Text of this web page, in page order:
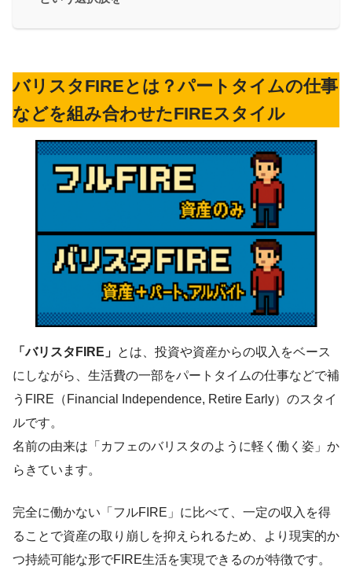
バリスタFIREとは？パートタイムの仕事
などを組み合わせたFIREスタイル
「バリスタFIRE」 とは、投資や資産からの収入をベース
にしながら、生活費の一部をパートタイムの仕事などで補
うFIRE（Financial Independence, Retire Early）のスタイ
ルです。
名前の由来は「カフェのバリスタのように軽く働く姿」か
らきています。
完全に働かない「フルFIRE」に比べて、一定の収入を得
ることで資産の取り崩しを抑えられるため、より現実的か
つ持続可能な形でFIRE生活を実現できるのが特徴です。